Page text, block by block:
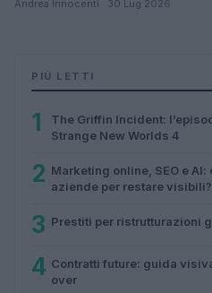
Andrea Innocenti · 30 Lug 2026
PIÙ LETTI
1
The Griffin Incident:
Strange New Worlds 4
2 Marketing online, SEO e
aziende per restare visibili?
3 Prestiti per ristrutturazioni
4 Contratti future: guida
over